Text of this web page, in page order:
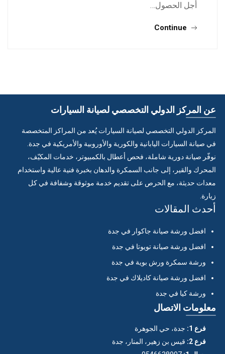
أجل الحصول…
Continue
عن المركز الدولي التخصصي لصيانة السيارات
المركز الدولي التخصصي لصيانة السيارات يُعد من المراكز المتخصصة
في صيانة السيارات اليابانية والكورية والأوروبية والأمريكية في جدة.
نوفّر صيانة دورية شاملة، فحص أعطال بالكمبيوتر، خدمات المكيّف،
المحرك والقير، إلى جانب السمكرة والدهان بخبرة فنية عالية واستخدام
معدات حديثة، مع الحرص على تقديم خدمة موثوقة وشفافة في كل
زيارة.
أحدث المقالات
افضل ورشة صيانة جاكوار في جدة
افضل ورشة صيانة تويوتا في جدة
ورشة سمكرة ورش بوية في جدة
افضل ورشة صيانة كاديلاك في جدة
ورشة كيا في جدة
معلومات الاتصال
فرع 1:
جدة، حي الجوهرة
فرع 2:
قيس بن زهير، المنار، جدة